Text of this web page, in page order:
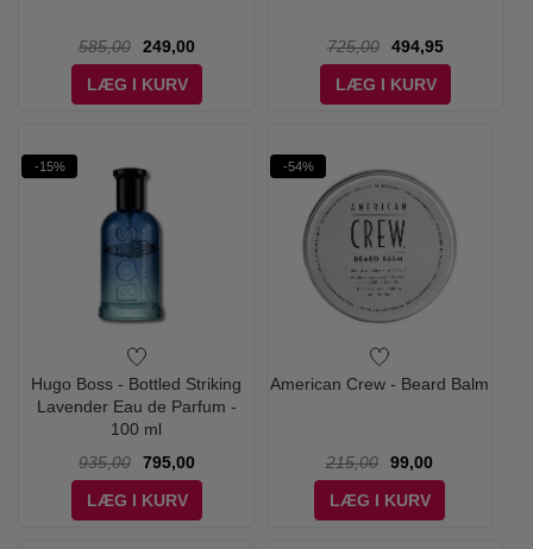
585,00
249,00
LÆG I KURV
725,00
494,95
LÆG I KURV
-15%
Hugo Boss - Bottled Striking
Lavender Eau de Parfum -
100 ml
935,00
795,00
LÆG I KURV
-54%
American Crew - Beard Balm
215,00
99,00
LÆG I KURV